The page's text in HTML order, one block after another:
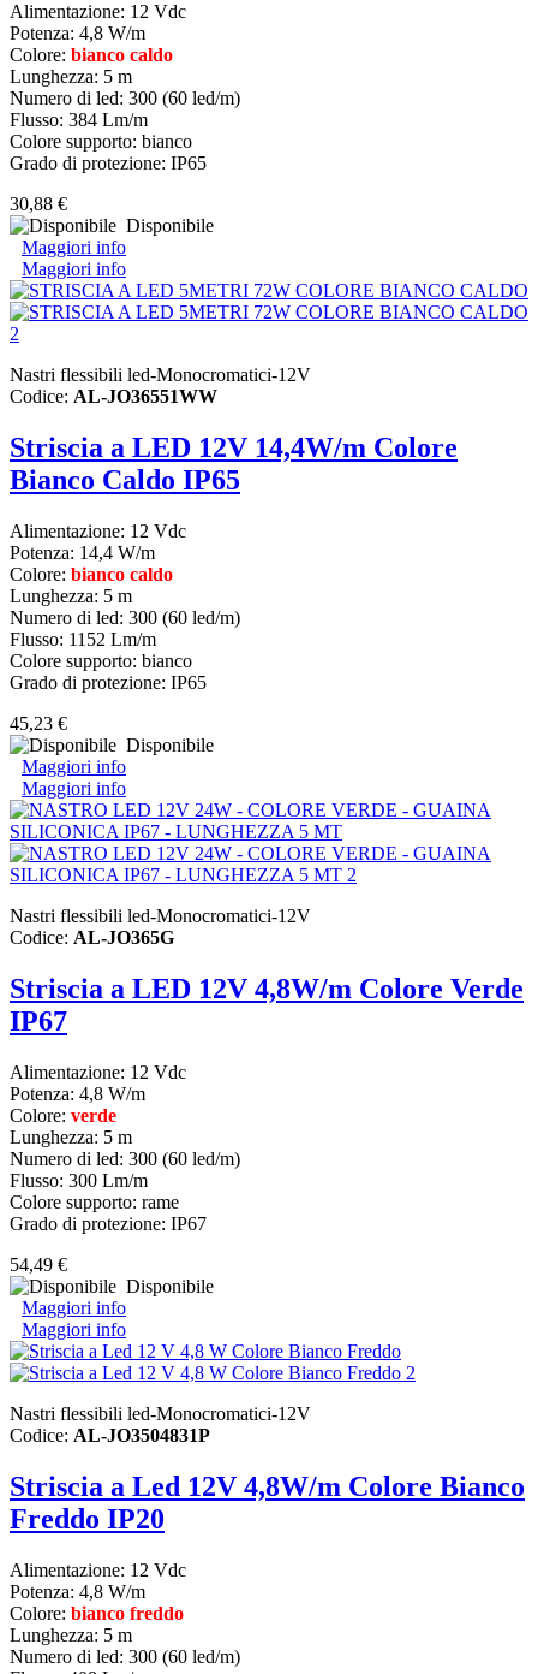
Alimentazione: 12 Vdc
Potenza: 4,8 W/m
Colore: bianco caldo
Lunghezza: 5 m
Numero di led: 300 (60 led/m)
Flusso: 384 Lm/m
Colore supporto: bianco
Grado di protezione: IP65
30,88 €
Disponibile
Maggiori info
Maggiori info
Nastri flessibili led-Monocromatici-12V
Codice: AL-JO36551WW
Striscia a LED 12V 14,4W/m Colore
Bianco Caldo IP65
Alimentazione: 12 Vdc
Potenza: 14,4 W/m
Colore: bianco caldo
Lunghezza: 5 m
Numero di led: 300 (60 led/m)
Flusso: 1152 Lm/m
Colore supporto: bianco
Grado di protezione: IP65
45,23 €
Disponibile
Maggiori info
Maggiori info
Nastri flessibili led-Monocromatici-12V
Codice: AL-JO365G
Striscia a LED 12V 4,8W/m Colore Verde
IP67
Alimentazione: 12 Vdc
Potenza: 4,8 W/m
Colore: verde
Lunghezza: 5 m
Numero di led: 300 (60 led/m)
Flusso: 300 Lm/m
Colore supporto: rame
Grado di protezione: IP67
54,49 €
Disponibile
Maggiori info
Maggiori info
Nastri flessibili led-Monocromatici-12V
Codice: AL-JO3504831P
Striscia a Led 12V 4,8W/m Colore Bianco
Freddo IP20
Alimentazione: 12 Vdc
Potenza: 4,8 W/m
Colore: bianco freddo
Lunghezza: 5 m
Numero di led: 300 (60 led/m)